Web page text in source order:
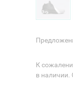
К
в наличии.